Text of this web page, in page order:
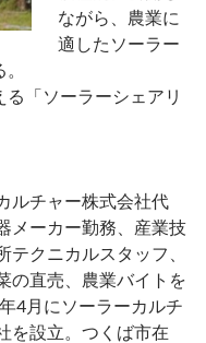
ながら、農業に
適したソーラー
「ソーラーシェアリ
ルチャー株式会社代
メーカー勤務、産業技
テクニカルスタッフ、
の直売、農業バイトを
4月にソーラーカルチ
を設立。つくば市在